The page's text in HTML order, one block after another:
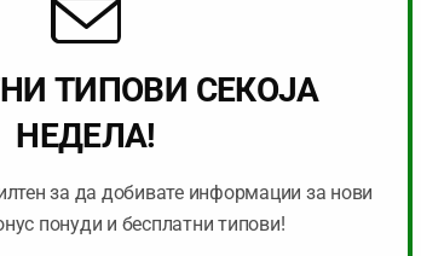
7500
ЈУЛИ
ТИПОВИ СЕКОЈА
НЕДЕЛА!
за да добивате информации за нови
понуди и бесплатни типови!